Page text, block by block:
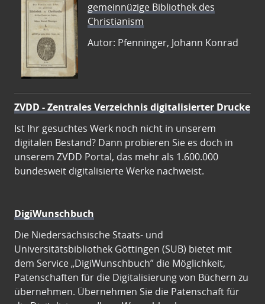
gemeinnüzige Bibliothek des
Christianism
Autor: Pfenninger, Johann Konrad
ZVDD - Zentrales Verzeichnis digitalisierter Drucke
Ist Ihr gesuchtes Werk noch nicht in unserem
digitalen Bestand? Dann probieren Sie es doch in
unserem ZVDD Portal, das mehr als 1.600.000
bundesweit digitalisierte Werke nachweist.
DigiWunschbuch
Die Niedersächsische Staats- und
Universitätsbibliothek Göttingen (SUB) bietet mit
dem Service „DigiWunschbuch” die Möglichkeit,
Patenschaften für die Digitalisierung von Büchern zu
übernehmen. Übernehmen Sie die Patenschaft für